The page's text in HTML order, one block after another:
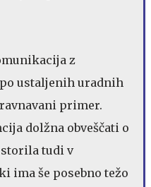
z
ustaljenih uradnih
primer.
dolžna obveščati o
tudi v
ima še posebno težo